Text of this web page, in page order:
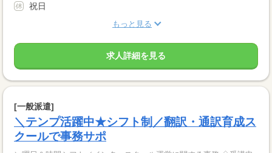
祝日
もっと見る
求人詳細を見る
[一般派遣]
＼テンプ活躍中★シフト制／翻訳・通訳育成ス
クールで事務サポ